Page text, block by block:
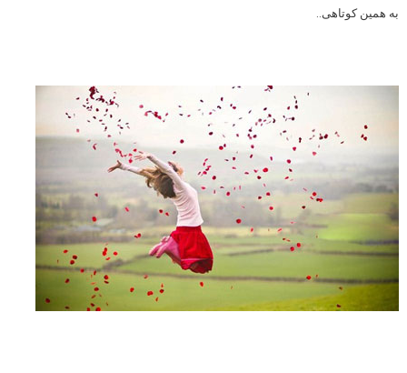
ﺑﻪ ﻫﻤﯿﻦ ﮐﻮﺗﺎﻫﯽ..